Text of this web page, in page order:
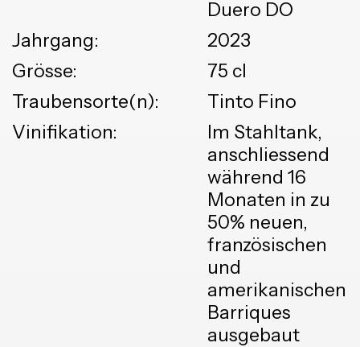
Duero DO
Jahrgang:
2023
Grösse:
75 cl
Traubensorte(n):
Tinto Fino
Vinifikation:
Im Stahltank,
anschliessend
während 16
Monaten in zu
50% neuen,
französischen
und
amerikanischen
Barriques
ausgebaut